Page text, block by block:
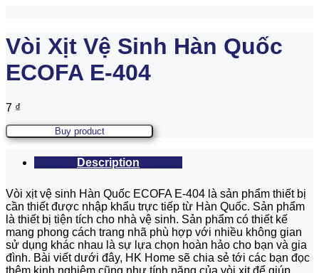
Vòi Xịt Vệ Sinh Hàn Quốc
ECOFA E-404
7 ₫
Buy product
Description
Vòi xịt vệ sinh Hàn Quốc ECOFA E-404 là sản phẩm thiết bị
cần thiết được nhập khẩu trực tiếp từ Hàn Quốc. Sản phẩm
là thiết bị tiện tích cho nhà vệ sinh. Sản phẩm có thiết kế
mang phong cách trang nhã phù hợp với nhiều không gian
sử dụng khác nhau là sự lựa chọn hoàn hảo cho bạn và gia
đình. Bài viết dưới đây, HK Home sẽ chia sẻ tới các bạn đọc